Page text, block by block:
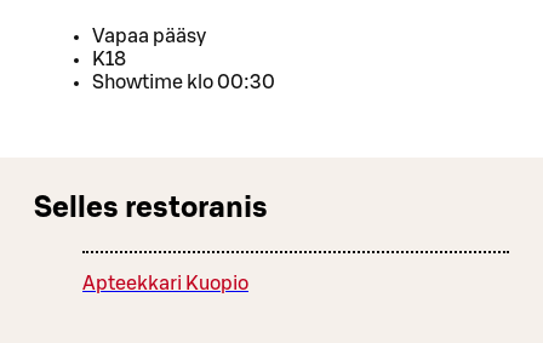
Vapaa pääsy
K18
Showtime klo 00:30
Selles restoranis
Apteekkari Kuopio